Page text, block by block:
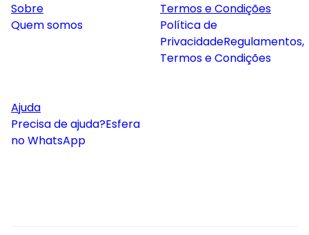
Sobre
Quem somos
Termos e Condições
Política de
PrivacidadeRegulamentos,
Termos e Condições
Ajuda
Precisa de ajuda?Esfera
no WhatsApp